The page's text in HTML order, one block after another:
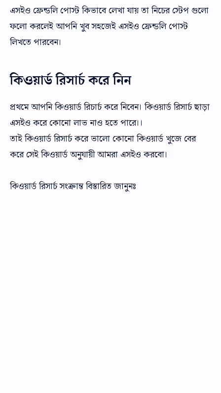
এসইও ফ্রেন্ডলি পোস্ট কিভাবে লেখা যায় তা নিচের স্টেপ গুলো
ফলো করলেই আপনি খুব সহজেই এসইও ফ্রেন্ডলি পোস্ট
লিখতে পারবেন।
কিওয়ার্ড রিসার্চ করে নিন
প্রথমে আপনি কিওয়ার্ড রিচার্চ করে নিবেন। কিওয়ার্ড রিসার্চ ছাড়া
এসইও করে কোনো লাভ নাও হতে পারে।।
তাই কিওয়ার্ড রিসার্চ করে ভালো কোনো কিওয়ার্ড খুজে বের
করে সেই কিওয়ার্ড অনুযায়ী আমরা এসইও করবো।
কিওয়ার্ড রিসার্চ সংক্রান্ত বিস্তারিত জানুনঃ